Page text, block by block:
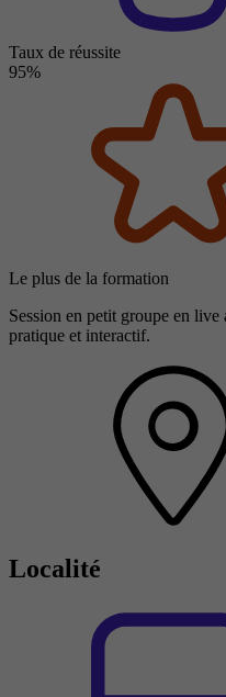
Taux de réussite
95%
Le plus de la formation
Session en petit groupe en
pratique et interactif.
Localité